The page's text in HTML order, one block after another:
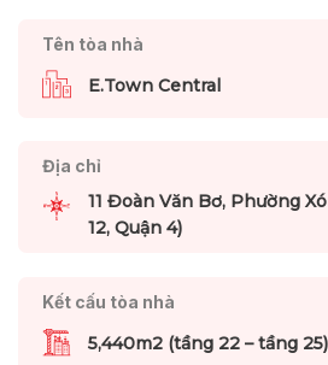
Tên tòa nhà
E.Town Central
Địa chỉ
11 Đoàn Văn Bơ, Phường
12, Quận 4)
Kết cấu tòa nhà
5,440m2 (tầng 22 – tầng 25)